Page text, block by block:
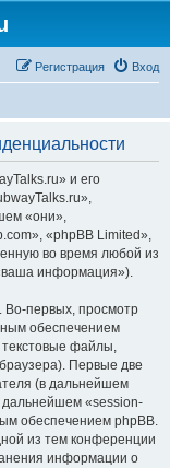
Вход
Регистрация
и его
«они»,
«phpBB Limited»,
во время любой из
информация»).
первых, просмотр
обеспечением
файлы,
Первые две
(в дальнейшем
дальнейшем «session-
обеспечением phpBB.
из тем конференции
информации о